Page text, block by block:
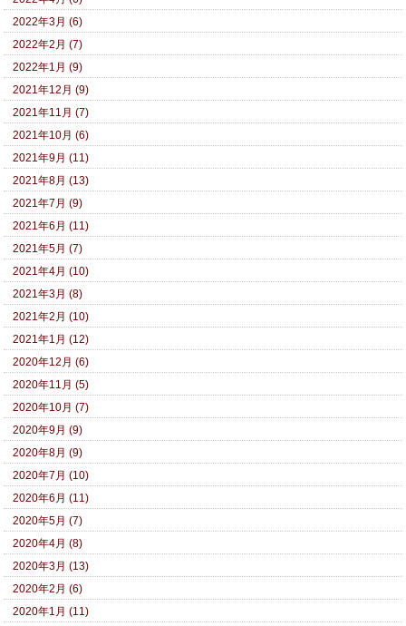
2022年3月 (6)
2022年2月 (7)
2022年1月 (9)
2021年12月 (9)
2021年11月 (7)
2021年10月 (6)
2021年9月 (11)
2021年8月 (13)
2021年7月 (9)
2021年6月 (11)
2021年5月 (7)
2021年4月 (10)
2021年3月 (8)
2021年2月 (10)
2021年1月 (12)
2020年12月 (6)
2020年11月 (5)
2020年10月 (7)
2020年9月 (9)
2020年8月 (9)
2020年7月 (10)
2020年6月 (11)
2020年5月 (7)
2020年4月 (8)
2020年3月 (13)
2020年2月 (6)
2020年1月 (11)